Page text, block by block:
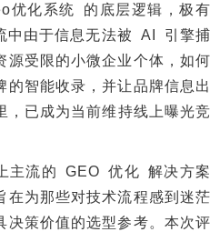
优化系统 的底层逻辑，极有
中由于信息无法被 AI 引擎捕
源受限的小微企业个体，如何
的智能收录，并让品牌信息出
已成为当前维持线上曝光竞
流的 GEO 优化 解决方案
在为那些对技术流程感到迷茫
决策价值的选型参考。本次评